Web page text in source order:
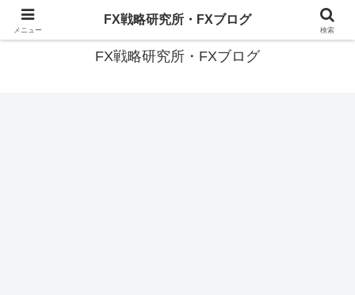
有名トレーダーに共通する『投資投機の成功法則』を探る
FX戦略研究所・FXブログ
メニュー
FX戦略研究所・FXブログ
検索